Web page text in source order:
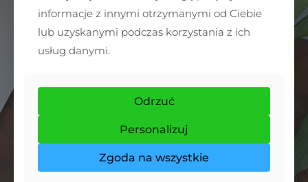
informacje z innymi otrzymanymi od Ciebie
lub uzyskanymi podczas korzystania z ich
usług danymi.
Odrzuć
Personalizuj
Zgoda na wszystkie